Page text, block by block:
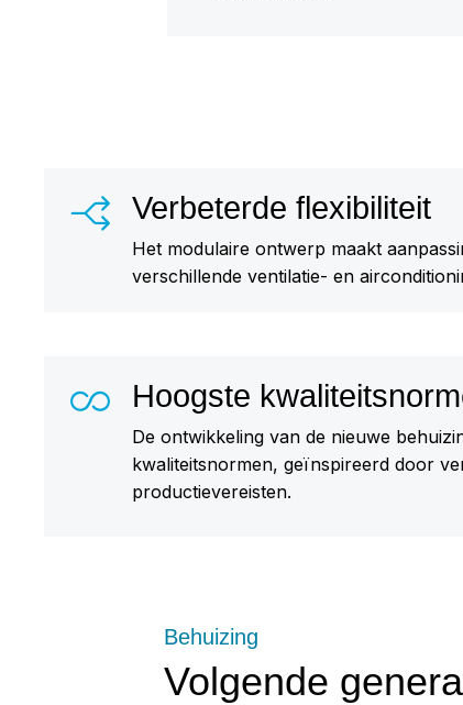
Verbeterde flexibiliteit
Het modulaire ontwerp maakt
verschillende ventilatie- en
Hoogste
De ontwikkeling van de nieuwe
kwaliteitsnormen, geïnspireerd door
productievereisten.
Volgende
Behuizing